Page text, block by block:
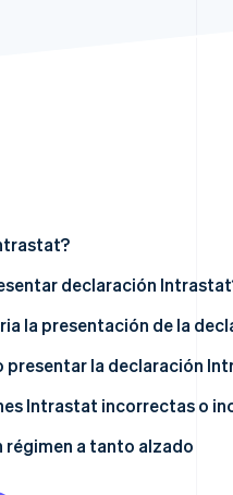
Intrastat?
declaración
Intrastat
la presentación de la
de Intrastat?
presentar la declaración
de las
de la declaración
Intrastat incorrectas o
a tanto alzado